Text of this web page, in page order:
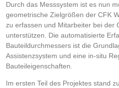
Durch das Messsystem ist es nun
geometrische Zielgrößen der CFK
zu erfassen und Mitarbeiter bei der
unterstützen. Die automatisierte
Bauteildurchmessers ist die
Assistenzsystem und eine in-situ
Bauteileigenschaften.
Im ersten Teil des Projektes stand